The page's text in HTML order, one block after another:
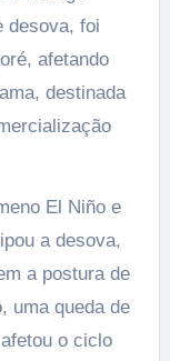
desova, foi
afetando
destinada
El Niño e
a desova,
a postura de
uma queda de
o ciclo